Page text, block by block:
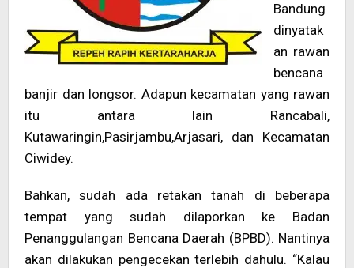
Bandung
dinyatak
an rawan
bencana
banjir dan longsor. Adapun kecamatan yang rawan
itu antara lain Rancabali,
Kutawaringin,Pasirjambu,Arjasari, dan Kecamatan
Ciwidey.
Bahkan, sudah ada retakan tanah di beberapa
tempat yang sudah dilaporkan ke Badan
Penanggulangan Bencana Daerah (BPBD). Nantinya
akan dilakukan pengecekan terlebih dahulu. “Kalau